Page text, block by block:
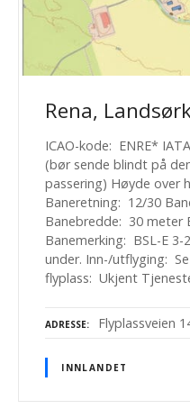
Rena,
ICAO-kode: ENRE*
(bør sende blindt på
passering) Høyde over
Baneretning: 12/30
Banebredde: 30 meter
Banemerking: BSL-E
under. Inn-/utflyging:
flyplass: Ukjent
ADRESSE Flyplassveien
INNLANDET